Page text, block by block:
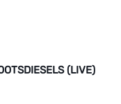
(LIVE)